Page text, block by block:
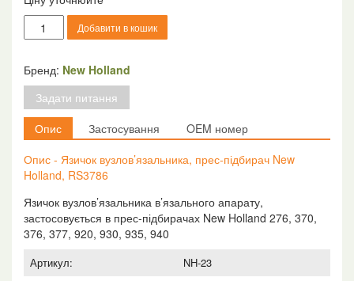
Язичок
вузлов'язальника,
підбирач
New
Holland,
RS3786
кількість
Добавити в кошик
Бренд: New Holland
Задати питання
Опис
Застосування
OEM номер
Опис - Язичок вузлов’язальника, прес-підбирач New
Holland, RS3786
Язичок вузлов’язальника в’язального апарату,
застосовується в прес-підбирачах New Holland 276, 370,
376, 377, 920, 930, 935, 940
Артикул:
NH-23